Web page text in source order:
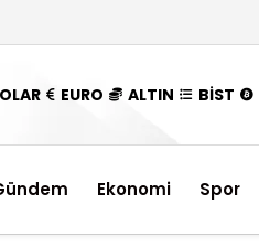
EURO ALTIN BİST
Ekonomi Spor